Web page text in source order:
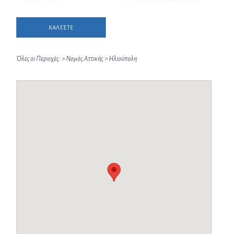
ΚΑΛΕΣΤΕ
Όλες οι Περιοχές:> Νομός Αττικής> Ηλιούπολη